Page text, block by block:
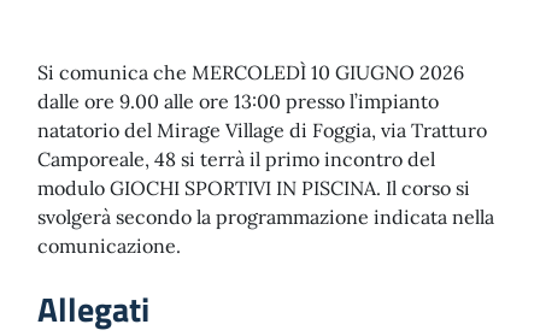
Si comunica che MERCOLEDÌ 10 GIUGNO 2026
dalle ore 9.00 alle ore 13:00 presso l’impianto
natatorio del Mirage Village di Foggia, via Tratturo
Camporeale, 48 si terrà il primo incontro del
modulo GIOCHI SPORTIVI IN PISCINA. Il corso si
svolgerà secondo la programmazione indicata nella
comunicazione.
Allegati